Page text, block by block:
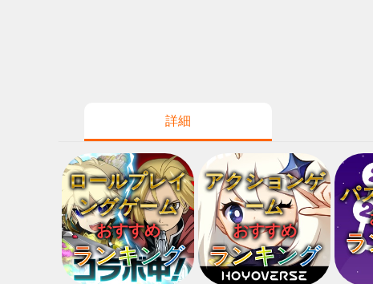
詳細
ロールプレイ
ングゲーム
おすすめ
ランキング
アクションゲ
ーム
おすすめ
ランキング
パ
ラ